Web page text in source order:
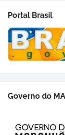
Portal Brasil
Governo do MA